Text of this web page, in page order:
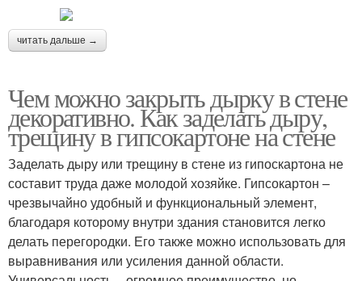
читать дальше →
Чем можно закрыть дырку в стене
декоративно. Как заделать дыру,
трещину в гипсокартоне на стене
Заделать дыру или трещину в стене из гипоскартона не
составит труда даже молодой хозяйке. Гипсокартон –
чрезвычайно удобный и функциональный элемент,
благодаря которому внутри здания становится легко
делать перегородки. Его также можно использовать для
выравнивания или усиления данной области.